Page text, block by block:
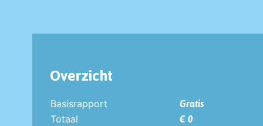
Overzicht
Basisrapport
Gratis
Totaal
€ 0